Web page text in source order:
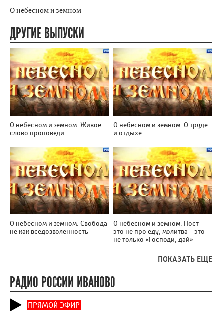
О небесном и земном
ДРУГИЕ ВЫПУСКИ
О небесном и земном. Живое
слово проповеди
О небесном и земном. О труде
и отдыхе
О небесном и земном. Свобода
не как вседозволенность
О небесном и земном. Пост –
это не про еду, молитва – это
не только «Господи, дай»
ПОКАЗАТЬ ЕЩЕ
РАДИО РОССИИ ИВАНОВО
ПРЯМОЙ ЭФИР